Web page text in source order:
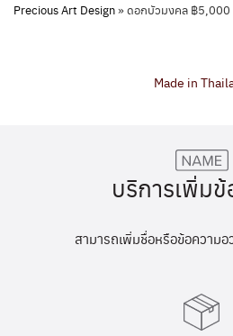
Precious Art Design»ดอกบัวมงคล ฿5,000
Made in
บริการเพิ่ม
สามารถเพิ่มชื่อหรือข้อความ